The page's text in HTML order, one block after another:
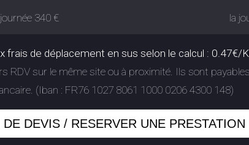
340 € la
frais de déplacement en sus selon le calcul : 0.47€/
sur le même site ou à proximité. Ils sont
(Iban : FR76 1027 8061 1000 0206 4300 148)
DE DEVIS / RESERVER UNE PRESTATION